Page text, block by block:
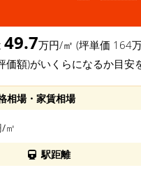
49.7万円/㎡ (坪単価 164
額)がいくらになるか目安
相場・家賃相場
㎡
駅距離